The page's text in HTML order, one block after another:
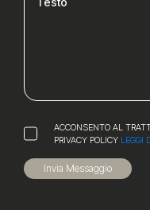
ACCONSENTO AL
PRIVACY POLICY LEGGI
Invia Messaggio